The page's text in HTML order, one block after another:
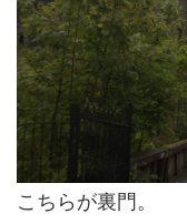
こちらが裏門。